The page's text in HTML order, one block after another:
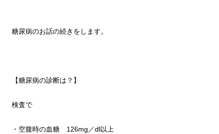
糖尿病のお話の続きをします。
【糖尿病の診断は？】
検査で
・空腹時の血糖 126mg／dl以上